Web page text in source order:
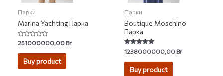
Парки
Marina Yachting Парка
Rated
0
out
251000000,00Br
Buy product
Парки
Boutique Moschino
Парка
Rated
5.00
out of 5
1238000000,00Br
Buy product